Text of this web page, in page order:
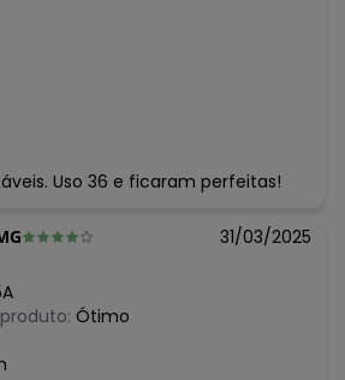
Uso 36 e ficaram perfeitas!
31/03/2025
Ótimo